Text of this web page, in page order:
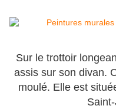
Sur le trottoir
assis sur son divan.
moulé. Elle est